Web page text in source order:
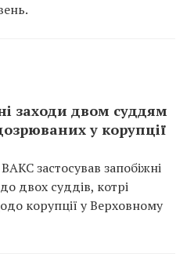
заходи двом суддям
у корупції
застосував запобіжні
двох суддів, котрі
корупції у Верховному